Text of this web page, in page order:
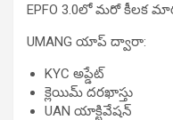
EPFO 3.0లో మరో కీలక
UMANG యాప్ ద్వారా:
KYC అప్డేట్
క్లెయిమ్ దరఖాస్తు
UAN యాక్టివేషన్